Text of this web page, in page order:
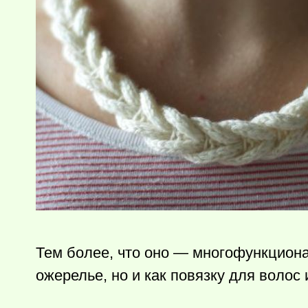
Тем более, что оно —
ожерелье, но и как повязку для волос